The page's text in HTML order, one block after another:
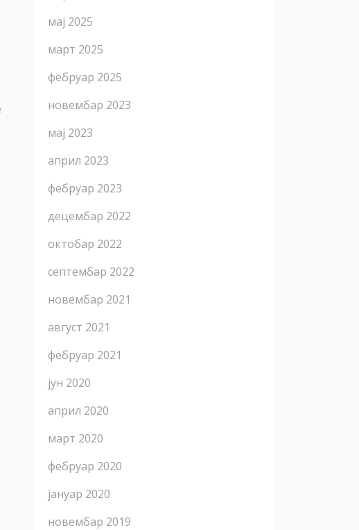
мај 2025
март 2025
фебруар 2025
новембар 2023
мај 2023
април 2023
фебруар 2023
децембар 2022
октобар 2022
септембар 2022
новембар 2021
август 2021
фебруар 2021
јун 2020
април 2020
март 2020
фебруар 2020
јануар 2020
новембар 2019